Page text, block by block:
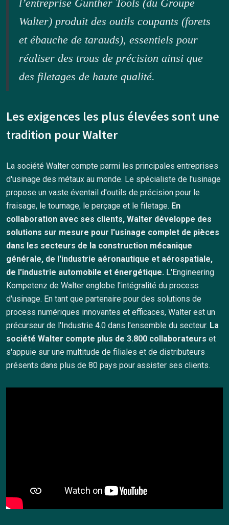
l’entreprise Gunther Tools (du Groupe
Walter) produit des outils coupants (forets
et ébauche de tarauds), essentiels pour
réaliser des trous de précision ainsi que
des filetages de haute qualité.
Les exigences les plus élevées sont une
tradition pour Walter
La société Walter compte parmi les principales entreprises
d'usinage des métaux au monde. Le spécialiste de l'usinage
propose un vaste éventail d'outils de précision pour le
fraisage, le tournage, le perçage et le filetage. En
collaboration avec ses clients, Walter développe des
solutions sur mesure pour l'usinage complet de pièces
dans les secteurs de la construction mécanique
générale, de l'industrie aéronautique et aérospatiale,
de l'industrie automobile et énergétique. L'Engineering
Kompetenz de Walter englobe l'intégralité du process
d'usinage. En tant que partenaire pour des solutions de
process numériques innovantes et efficaces, Walter est un
précurseur de l'Industrie 4.0 dans l'ensemble du secteur. La
société Walter compte plus de 3.800 collaborateurs et
s'appuie sur une multitude de filiales et de distributeurs
présents dans plus de 80 pays pour assister ses clients.